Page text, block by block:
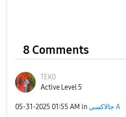
8 Comments
TEK0
Active Level 5
‎05-31-2025 01:55 AM in جالاكسى A